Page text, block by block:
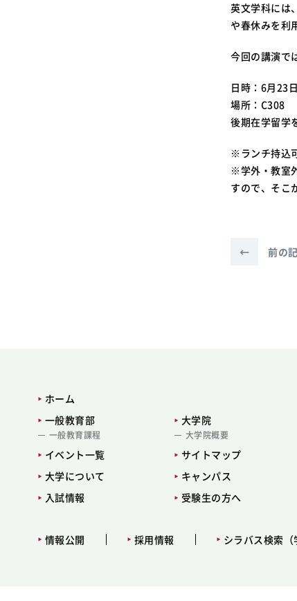
英文学科には
や春休みを利
今回の講演で
日時：6月23
場所：C308
後期在学留学
※ランチ持込
※学外・教室
すので、そこ
← 前の
ホーム
一般教育部
一般教育課程
大学院
大学院概要
イベント一覧 サイトマップ
大学について
キャンパス
入試情報
受験生の方へ
情報公開 採用情報 シラバス検索（